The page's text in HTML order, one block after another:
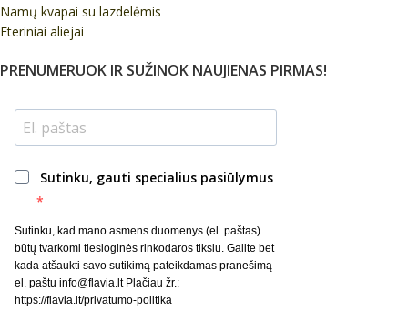
Namų kvapai su lazdelėmis
Eteriniai aliejai
PRENUMERUOK IR SUŽINOK NAUJIENAS PIRMAS!
Sutinku, gauti specialius pasiūlymus
Sutinku, kad mano asmens duomenys (el. paštas)
būtų tvarkomi tiesioginės rinkodaros tikslu. Galite bet
kada atšaukti savo sutikimą pateikdamas pranešimą
el. paštu info@flavia.lt Plačiau žr.:
https://flavia.lt/privatumo-politika